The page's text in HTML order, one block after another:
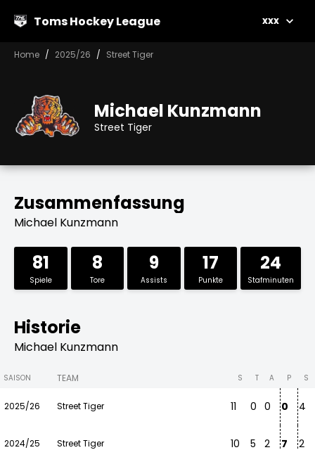
Toms Hockey League xxx
Home 2025/26 Street Tiger
Michael Kunzmann
Street Tiger
Zusammenfassung
Michael Kunzmann
81
Spiele
8
Tore
9
Assists
17
Punkte
24
Stafminuten
Historie
Michael Kunzmann
SAISON TEAM S T A P S
2025/26 Street Tiger 11 0 0 0 4
2024/25 Street Tiger 10 5 2 7 2